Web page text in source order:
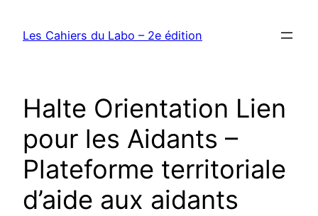
Les Cahiers du Labo – 2e édition
Halte Orientation Lien
pour les Aidants –
Plateforme territoriale
d’aide aux aidants